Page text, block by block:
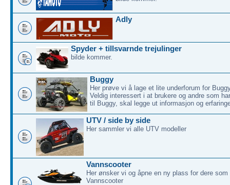
Adly
Spyder + tillsvarnde trejulinger
bilde kommer.
Buggy
Her prøve vi å lage et lite underforum for
Veldig interessert i at brukere og andre som
til Buggy, skal legge ut informasjon og
UTV / side by side
Her sammler vi alle UTV modeller
Vannscooter
Her ønsker vi og åpne en ny plass for dere som
Vannscooter